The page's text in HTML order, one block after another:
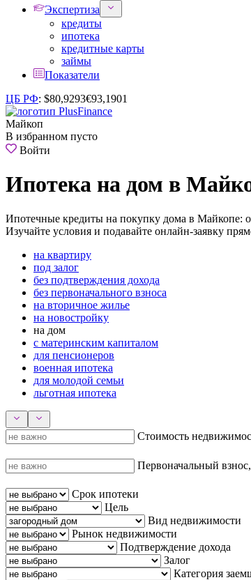
Экспертиза
кредиты
ипотека
кредитные карты
займы
Показатели
ЦБ РФ: $80,9293€93,1901
Майкоп
В избранном пусто
Войти
Ипотека на дом в
Ипотечные кредиты на покупку дома в Майкопе:
Изучайте условия и подавайте онлайн-заявку
на квартиру
под залог
без подтверждения дохода
без первоначального взноса
на вторичное жилье
на новостройку
на дом
с материнским капиталом
для пенсионеров
военная ипотека
для молодой семьи
льготная ипотека
Стоимость
Первоначальный
Срок ипотеки
Цель
Вид недвижимости
Рынок недвижимости
Подтверждение дохода
Залог
Категория